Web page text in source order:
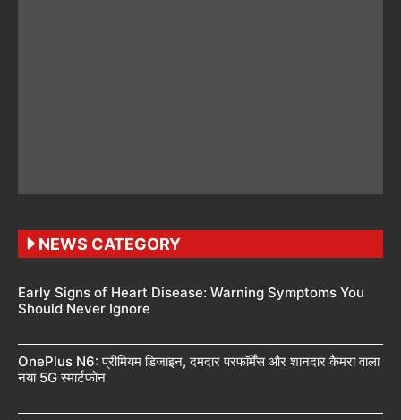
NEWS CATEGORY
Early Signs of Heart Disease: Warning Symptoms You
Should Never Ignore
OnePlus N6: प्रीमियम डिजाइन, दमदार परफॉर्मेंस और शानदार कैमरा वाला
नया 5G स्मार्टफोन